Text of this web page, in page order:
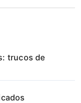
trucos de